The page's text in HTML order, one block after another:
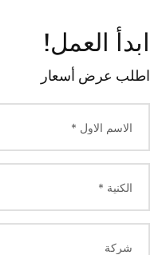
ابدأ العمل!
اطلب عرض أسعار